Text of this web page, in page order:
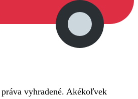
vyhradené. Akékoľvek